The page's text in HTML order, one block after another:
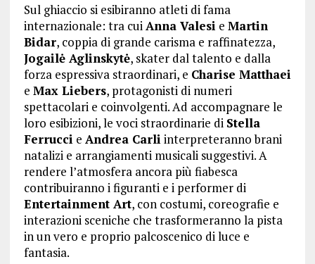
Sul ghiaccio si esibiranno atleti di fama
internazionale: tra cui Anna Valesi e Martin
Bidar, coppia di grande carisma e raffinatezza,
Jogailė Aglinskytė, skater dal talento e dalla
forza espressiva straordinari, e Charise Matthaei
e Max Liebers, protagonisti di numeri
spettacolari e coinvolgenti. Ad accompagnare le
loro esibizioni, le voci straordinarie di Stella
Ferrucci e Andrea Carli interpreteranno brani
natalizi e arrangiamenti musicali suggestivi. A
rendere l’atmosfera ancora più fiabesca
contribuiranno i figuranti e i performer di
Entertainment Art, con costumi, coreografie e
interazioni sceniche che trasformeranno la pista
in un vero e proprio palcoscenico di luce e
fantasia.